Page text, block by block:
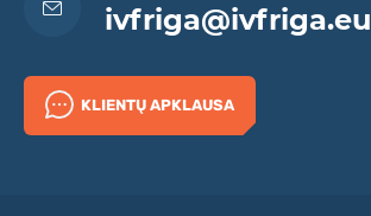
ivfriga@ivfriga.eu
KLIENTŲ APKLAUSA